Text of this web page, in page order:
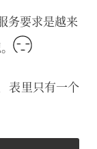
务要求是越来
表里只有一个